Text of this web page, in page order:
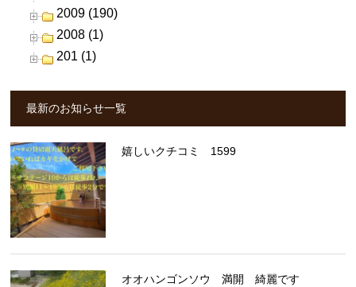
2009 (190)
2008 (1)
201 (1)
最新のお知らせ一覧
嬉しいクチコミ 1599
オオハンゴンソウ 満開 綺麗です